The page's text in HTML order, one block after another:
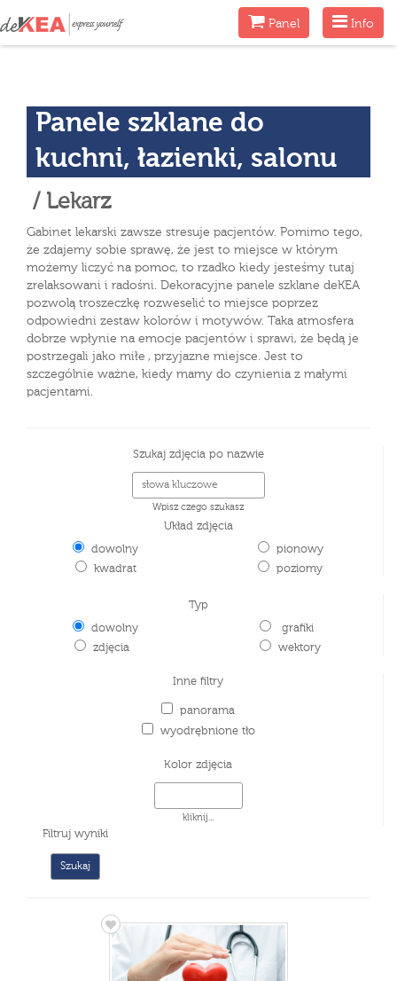
Menu
Info
MenuPanel
Panele szklane do
kuchni, łazienki, salonu
/ Lekarz
Gabinet lekarski zawsze stresuje pacjentów. Pomimo tego,
że zdajemy sobie sprawę, że jest to miejsce w którym
możemy liczyć na pomoc, to rzadko kiedy jesteśmy tutaj
zrelaksowani i radośni. Dekoracyjne panele szklane deKEA
pozwolą troszeczkę rozweselić to miejsce poprzez
odpowiedni zestaw kolorów i motywów. Taka atmosfera
dobrze wpłynie na emocje pacjentów i sprawi, że będą je
postrzegali jako miłe , przyjazne miejsce. Jest to
szczególnie ważne, kiedy mamy do czynienia z małymi
pacjentami.
Szukaj zdjęcia po nazwie
Wpisz czego szukasz
Układ zdjęcia
dowolny
kwadrat
pionowy
poziomy
Typ
dowolny
zdjęcia
grafiki
wektory
Inne filtry
panorama
wyodrębnione tło
Kolor zdjęcia
kliknij...
Filtruj wyniki